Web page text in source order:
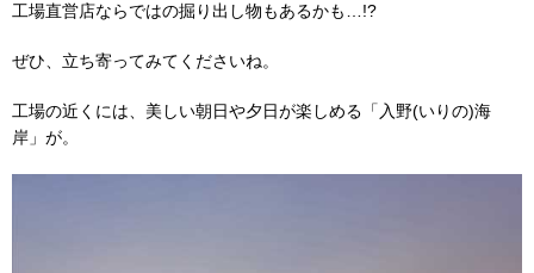
工場直営店ならではの掘り出し物もあるかも…!?
ぜひ、立ち寄ってみてくださいね。
工場の近くには、美しい朝日や夕日が楽しめる「入野(いりの)海
岸」が。